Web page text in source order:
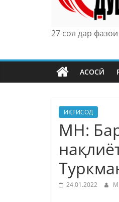
27 сол дар
АСОСӢ
ИҚТИСОД
МН:
24.01.2022